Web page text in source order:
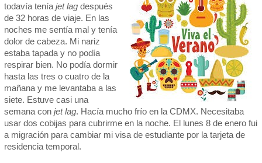
todavía tenía jet lag después
de 32 horas de viaje. En las
noches me sentía mal y tenía
dolor de cabeza. Mi nariz
estaba tapada y no podía
respirar bien. No podía dormir
hasta las tres o cuatro de la
mañana y me levantaba a las
siete. Estuve casi una
semana con jet lag. Hacía mucho frío en la CDMX. Necesitaba
usar dos cobijas para cubrirme en la noche. El lunes 8 de enero fui
a migración para cambiar mi visa de estudiante por la tarjeta de
residencia temporal.